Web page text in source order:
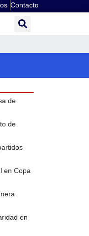
Contacto
de
de
en Copa
en